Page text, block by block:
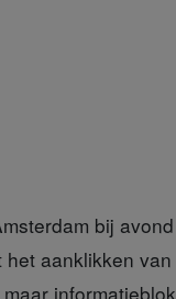
bij
aanklikken